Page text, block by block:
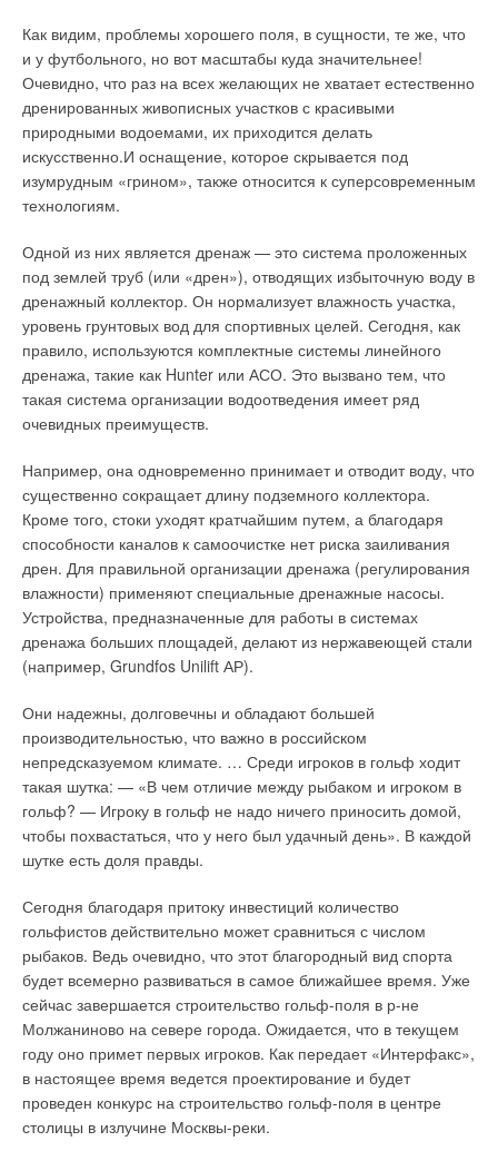
Как видим, проблемы хорошего поля, в сущности, те же, что
и у футбольного, но вот масштабы куда значительнее!
Очевидно, что раз на всех желающих не хватает естественно
дренированных живописных участков с красивыми
природными водоемами, их приходится делать
искусственно.И оснащение, которое скрывается под
изумрудным «грином», также относится к суперсовременным
технологиям.
Одной из них является дренаж — это система проложенных
под землей труб (или «дрен»), отводящих избыточную воду в
дренажный коллектор. Он нормализует влажность участка,
уровень грунтовых вод для спортивных целей. Сегодня, как
правило, используются комплектные системы линейного
дренажа, такие как Hunter или АСО. Это вызвано тем, что
такая система организации водоотведения имеет ряд
очевидных преимуществ.
Например, она одновременно принимает и отводит воду, что
существенно сокращает длину подземного коллектора.
Кроме того, стоки уходят кратчайшим путем, а благодаря
способности каналов к самоочистке нет риска заиливания
дрен. Для правильной организации дренажа (регулирования
влажности) применяют специальные дренажные насосы.
Устройства, предназначенные для работы в системах
дренажа больших площадей, делают из нержавеющей стали
(например, Grundfos Unilift АР).
Они надежны, долговечны и обладают большей
производительностью, что важно в российском
непредсказуемом климате. … Среди игроков в гольф ходит
такая шутка: — «В чем отличие между рыбаком и игроком в
гольф? — Игроку в гольф не надо ничего приносить домой,
чтобы похвастаться, что у него был удачный день». В каждой
шутке есть доля правды.
Сегодня благодаря притоку инвестиций количество
гольфистов действительно может сравниться с числом
рыбаков. Ведь очевидно, что этот благородный вид спорта
будет всемерно развиваться в самое ближайшее время. Уже
сейчас завершается строительство гольф-поля в р-не
Молжаниново на севере города. Ожидается, что в текущем
году оно примет первых игроков. Как передает «Интерфакс»,
в настоящее время ведется проектирование и будет
проведен конкурс на строительство гольф-поля в центре
столицы в излучине Москвы-реки.